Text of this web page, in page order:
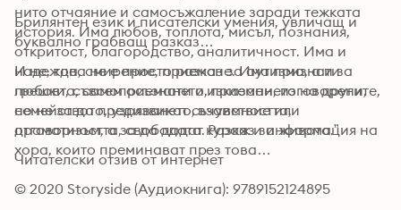
нито отчаяние и самосъжаление заради тежката
история. Има любов, топлота, мисъл, познания,
откритост, благородство, аналитичност. Има и
надежда, смирение, приемане. Има признати
грешки, съвсем осъзнати и изказани, изговорени,
но не за да предизвикат съчувствие или
драматизъм, а за да дадат кураж и информация на
хора, които преминават през това…
Брилянтен език и писателски умения, увличащ и
буквално грабващ разказ…
И не, това не е просто разказ за аутизма, а и за
любовта, самоприемането, приемането на другите,
семейството, узряването, взаимността,
отговорността, свободата. Разказ за живота.”
Читателски отзив от интернет
© 2020 Storyside (Аудиокнига): 9789152124895